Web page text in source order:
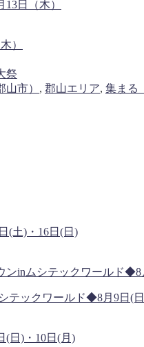
）
祭
山市） , 郡山エリア, 集まる
(土)・16日(日)
テックワールド◆8月9日(